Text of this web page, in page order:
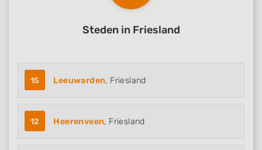
Steden in Friesland
15 Leeuwarden, Friesland
12 Heerenveen, Friesland